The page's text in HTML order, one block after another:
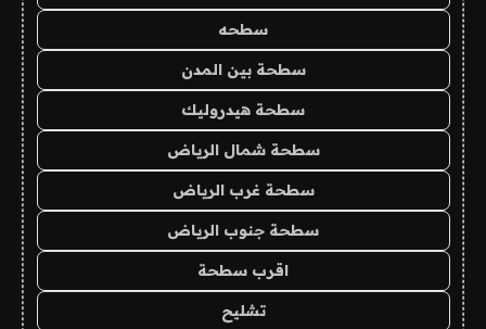
سطحه
سطحة بين المدن
سطحة هيدروليك
سطحة شمال الرياض
سطحة غرب الرياض
سطحة جنوب الرياض
اقرب سطحة
تشليح